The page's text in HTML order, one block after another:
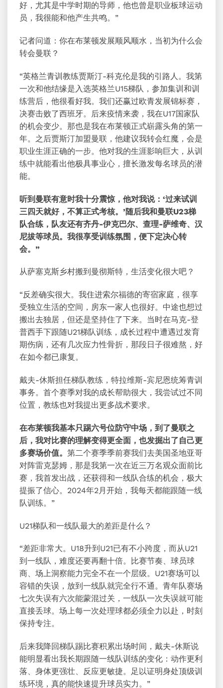
好，尤其是中学时期的导师，他也曾是职业板球运动
员，我很能和他产生共鸣。”
记者问道：你在布莱顿发展顺风顺水，当初为什么会
转会曼联？
“英格兰青训教练贾斯汀-科克伦是我的引路人。我第
一次和他结缘是入选英格兰U15梯队，参加集训和训
练营后，他很看好我。我们还赢过欧青发展锦标赛，
决赛击败了西班牙。后来疫情来袭，我在U17国家队
的机会变少。那也是我在布莱顿正式崭露头角的第一
年。之后贾斯汀加盟曼联，他建议我转会红魔，会是
职业生涯正确的一步。他对我的生涯影响巨大，从训
练中就能看出他极具事业心，擅长激发每名球员的潜
能。
听到曼联有意时我十分震惊，他对我说：‘过来试训
三四天就好，不算正式考核。’随后我和曼联U23梯
队合练，队友还有齐丹-伊克巴尔、查理-萨维奇、汉
尼拔等球员。我很享受训练氛围，便下定决心转
会。”
从萨塞克斯乡村搬到曼彻斯特，生活变化很大吧？
“反差确实很大。我住进索尔福德的寄宿家庭，很享
受独立生活的空间，房东一家人也很好。中途也想过
搬出去独居，但还是坚持住了下来。当时在马克-登
普西手下跟随U21梯队训练，成长过程中遭遇过发育
期伤病，还有几次应力性骨折，那段日子很难熬，好
在如今都已康复。
戴夫-休斯担任梯队教练，特拉维斯-宾尼恩统筹青训
事务。首个赛季对我的成长帮助很大，我尝试过不同
位置，教练也对我提出更多战术要求。
在布莱顿我基本只踢六号位防守中场，到了曼联之
后，我对比赛的理解变得更全面，也发掘出了自己更
多赛场价值。 第二个赛季季前赛我们去美国圣地亚哥
对阵雷克瑟姆，那是我第一次在近三万名观众面前比
赛，我首发出战，还获得和一线队合练的机会，极大
提振了信心。2024年2月开始，我每天都能跟随一线
队训练。”
U21梯队和一线队最大的差距是什么？
“差距非常大。U18升到U21已有不小跨度，而从U21
到一线队，难度还要再翻十倍。比赛节奏、球员球
商、场上洞察能力完全不在一个层级。U21赛场可以
容错的失误，放到一线队就完全行不通。青年队赛场
七次失误有六次能蒙混过关，一线队一次失误就可能
直接丢球。场上每一次处理球都必须全力以赴，时刻
保持专注。
后来我降回梯队踢比赛积累出场时间，戴夫-休斯说
能明显看出我长期跟随一线队训练的变化：动作更利
落、身体更强壮、反应更敏捷。足以证明身处顶级训
练环境，真的能快速提升球员实力。”